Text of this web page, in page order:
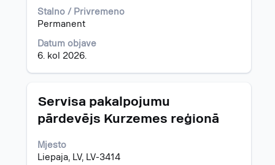
Stalno / Privremeno
Permanent
Datum objave
6. kol 2026.
sadržaj
informacija
poslu.
Naziv
Servisa pakalpojumu
pārdevējs Kurzemes reģionā
Mjesto
Liepaja, LV, LV-3414
Odaberite
razmaknicom
kako
prikazali
čitav